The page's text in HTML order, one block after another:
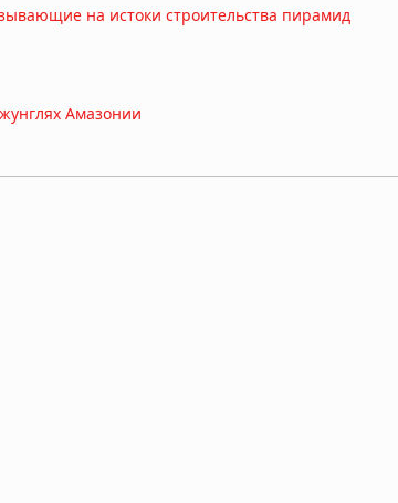
на истоки строительства пирамид
Амазонии